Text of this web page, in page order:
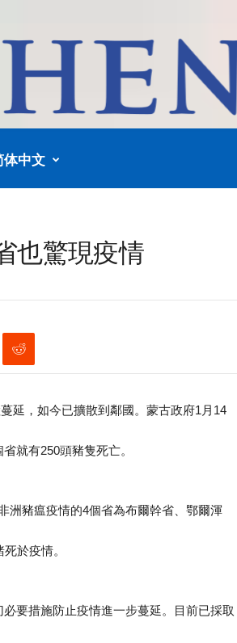
体中文
也驚現疫情
延，如今已擴散到鄰國。蒙古政府1月14
就有250頭豬隻死亡。
洲豬瘟疫情的4個省為布爾幹省、鄂爾渾
於疫情。
要措施防止疫情進一步蔓延。目前已採取